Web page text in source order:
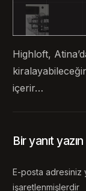
Highloft,
içerir…
Bir yanıt yazın
E-posta adresiniz
işaretlenmişlerdir